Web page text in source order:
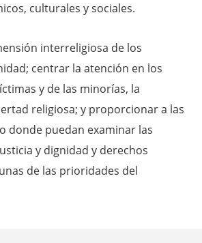
culturales y sociales.
interreligiosa de los
centrar la atención en los
y de las minorías, la
religiosa; y proporcionar a las
donde puedan examinar las
y dignidad y derechos
de las prioridades del